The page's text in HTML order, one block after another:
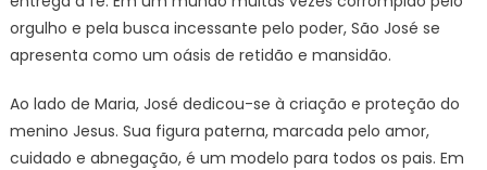
orgulho e pela busca incessante pelo poder, São José se
apresenta como um oásis de retidão e mansidão.
Ao lado de Maria, José dedicou-se à criação e proteção do
menino Jesus. Sua figura paterna, marcada pelo amor,
cuidado e abnegação, é um modelo para todos os pais. Em